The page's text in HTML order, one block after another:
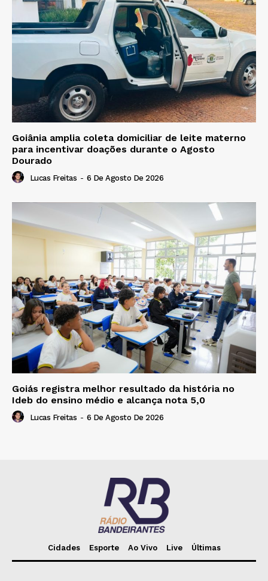
Goiânia amplia coleta domiciliar de leite materno
para incentivar doações durante o Agosto
Dourado
Lucas Freitas - 6 De Agosto De 2026
Goiás registra melhor resultado da história no
Ideb do ensino médio e alcança nota 5,0
Lucas Freitas - 6 De Agosto De 2026
Cidades Esporte Ao Vivo Live Últimas